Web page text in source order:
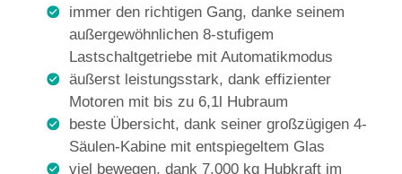
immer den richtigen Gang, danke seinem
außergewöhnlichen 8-stufigem
Lastschaltgetriebe mit Automatikmodus
äußerst leistungsstark, dank effizienter
Motoren mit bis zu 6,1l Hubraum
beste Übersicht, dank seiner großzügigen 4-
Säulen-Kabine mit entspiegeltem Glas
viel bewegen, dank 7.000 kg Hubkraft im